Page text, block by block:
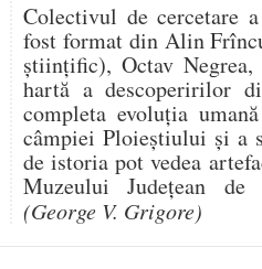
Colectivul de
fost format din Alin
științific), Octav
hartă a descoperirilor
completa evoluția
câmpiei Ploieștiului și a
de istoria pot vedea
Muzeului Județean
(George V. Grigore)